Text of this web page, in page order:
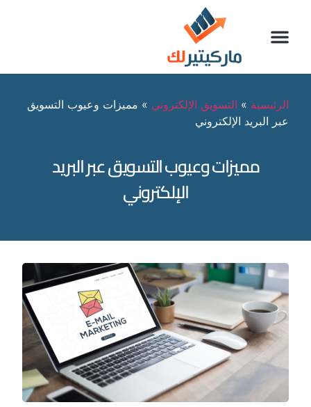
الرئيسية » التسويق الإلكتروني » مميزات وعيوب التسويق
عبر البريد الإلكتروني
مميزات وعيوب التسويق عبر البريد
الإلكتروني